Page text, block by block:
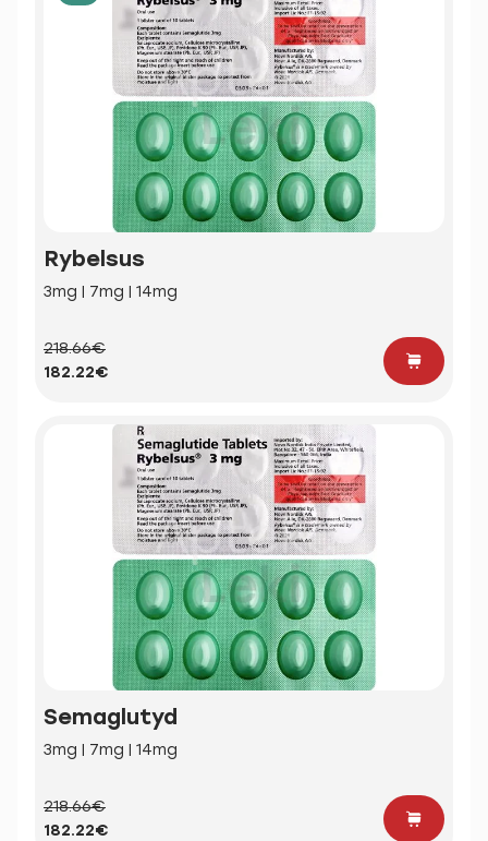
Rybelsus
3mg | 7mg | 14mg
218.66€
182.22€
Semaglutyd
3mg | 7mg | 14mg
218.66€
182.22€